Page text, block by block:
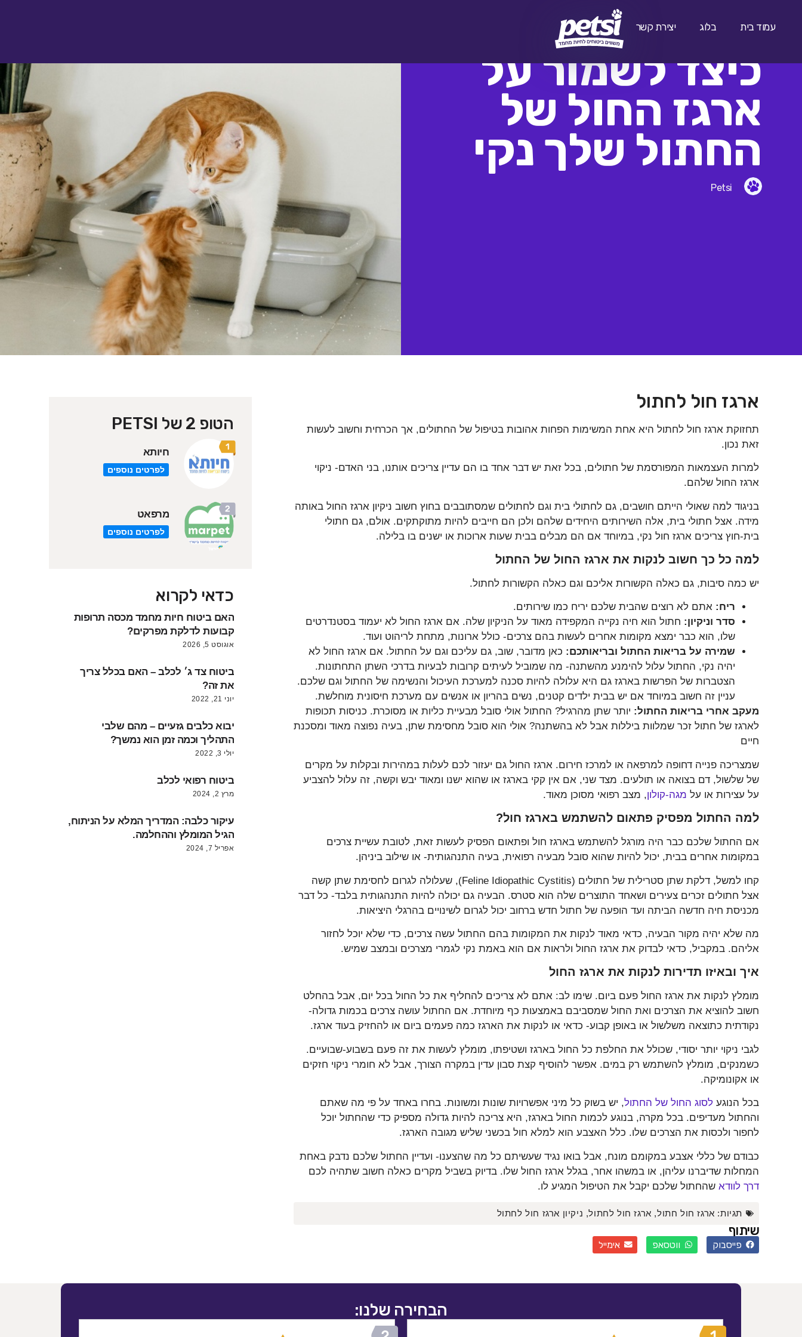
עמוד בית בלוג יצירת קשר
כשר אבל מסריח:
כיצד לשמור על
ארגז החול של
החתול שלך נקי
Petsi
ארגז חול לחתול
תחזוקת ארגז חול לחתול היא אחת המשימות הפחות אהובות בטיפול של החתולים, אך הכרחית וחשוב לעשות
זאת נכון.
למרות העצמאות המפורסמת של חתולים, בכל זאת יש דבר אחד בו הם עדיין צריכים אותנו, בני האדם- ניקוי
ארגז החול שלהם.
בניגוד למה שאולי הייתם חושבים, גם לחתולי בית וגם לחתולים שמסתובבים בחוץ חשוב ניקיון ארגז החול באותה
מידה. אצל חתולי בית, אלה השירותים היחידים שלהם ולכן הם חייבים להיות מתוקתקים. אולם, גם חתולי
בית-חוץ צריכים ארגז חול נקי, במיוחד אם הם מבלים בבית שעות ארוכות או ישנים בו בלילה.
למה כל כך חשוב לנקות את ארגז החול של החתול
יש כמה סיבות, גם כאלה הקשורות אליכם וגם כאלה הקשורות לחתול.
ריח: אתם לא רוצים שהבית שלכם יריח כמו שירותים.
סדר וניקיון: חתול הוא חיה נקייה המקפידה מאוד על הניקיון שלה. אם ארגז החול לא יעמוד בסטנדרטים
שלו, הוא כבר ימצא מקומות אחרים לעשות בהם צרכים- כולל ארונות, מתחת לריהוט ועוד.
שמירה על בריאות החתול ובריאותכם: כאן מדובר, שוב, גם עליכם וגם על החתול. אם ארגז החול לא
יהיה נקי, החתול עלול להימנע מהשתנה- מה שמוביל לעיתים קרובות לבעיות בדרכי השתן התחתונות.
הצטברות של הפרשות בארגז גם היא עלולה להיות סכנה למערכת העיכול והנשימה של החתול וגם שלכם.
עניין זה חשוב במיוחד אם יש בבית ילדים קטנים, נשים בהריון או אנשים עם מערכת חיסונית מוחלשת.
מעקב אחרי בריאות החתול: יותר שתן מהרגיל? החתול אולי סובל מבעיית כליות או מסוכרת. כניסות תכופות
לארגז של חתול זכר שמלוות ביללות אבל לא בהשתנה? אולי הוא סובל מחסימת שתן, בעיה נפוצה מאוד ומסכנת
חיים
שמצריכה פנייה דחופה למרפאה או למרכז חירום. ארגז החול גם יעזור לכם לעלות במהירות ובקלות על מקרים
של שלשול, דם בצואה או תולעים. מצד שני, אם אין קקי בארגז או שהוא ישנו ומאוד יבש וקשה, זה עלול להצביע
על עצירות או על מגה-קולון, מצב רפואי מסוכן מאוד.
למה החתול מפסיק פתאום להשתמש בארגז חול?
אם החתול שלכם כבר היה מורגל להשתמש בארגז חול ופתאום הפסיק לעשות זאת, לטובת עשיית צרכים
במקומות אחרים בבית, יכול להיות שהוא סובל מבעיה רפואית, בעיה התנהגותית- או שילוב ביניהן.
קחו למשל, דלקת שתן סטרילית של חתולים (Feline Idiopathic Cystitis), שעלולה לגרום לחסימת שתן קשה
אצל חתולים זכרים צעירים ושאחד התוצרים שלה הוא סטרס. הבעיה גם יכולה להיות התנהגותית בלבד- כל דבר
מכניסת חיה חדשה הביתה ועד הופעה של חתול חדש ברחוב יכול לגרום לשינויים בהרגלי היציאות.
מה שלא יהיה מקור הבעיה, כדאי מאוד לנקות את המקומות בהם החתול עשה צרכים, כדי שלא יוכל לחזור
אליהם. במקביל, כדאי לבדוק את ארגז החול ולראות אם הוא באמת נקי לגמרי מצרכים ובמצב שמיש.
איך ובאיזו תדירות לנקות את ארגז החול
מומלץ לנקות את ארגז החול פעם ביום. שימו לב: אתם לא צריכים להחליף את כל החול בכל יום, אבל בהחלט
חשוב להוציא את הצרכים ואת החול שמסביבם באמצעות כף מיוחדת. אם החתול עושה צרכים בכמות גדולה-
נקודתית כתוצאה משלשול או באופן קבוע- כדאי או לנקות את הארגז כמה פעמים ביום או להחזיק בעוד ארגז.
לגבי ניקוי יותר יסודי, שכולל את החלפת כל החול בארגז ושטיפתו, מומלץ לעשות את זה פעם בשבוע-שבועיים.
כשמנקים, מומלץ להשתמש רק במים. אפשר להוסיף קצת סבון עדין במקרה הצורך, אבל לא חומרי ניקוי חזקים
או אקונומיקה.
בכל הנוגע לסוג החול של החתול, יש בשוק כל מיני אפשרויות שונות ומשונות. בחרו באחד על פי מה שאתם
והחתול מעדיפים. בכל מקרה, בנוגע לכמות החול בארגז, היא צריכה להיות גדולה מספיק כדי שהחתול יוכל
לחפור ולכסות את הצרכים שלו. כלל האצבע הוא למלא חול בכשני שליש מגובה הארגז.
כבודם של כללי אצבע במקומם מונח, אבל בואו נגיד שעשיתם כל מה שהצענו- ועדיין החתול שלכם נדבק באחת
המחלות שדיברנו עליהן, או במשהו אחר, בגלל ארגז החול שלו. בדיוק בשביל מקרים כאלה חשוב שתהיה לכם
דרך לוודא שהחתול שלכם יקבל את הטיפול המגיע לו.
תגיות: ארגז חול חתול, ארגז חול לחתול, ניקיון ארגז חול לחתול
שיתוף
פייסבוק ווטסאפ אימייל
הטופ 2 של PETSI
חיותא
לפרטים נוספים
מרפאט
לפרטים נוספים
כדאי לקרוא
האם ביטוח חיות מחמד מכסה תרופות
קבועות לדלקת מפרקים?
אוגוסט 5, 2026
ביטוח צד ג׳ לכלב – האם בכלל צריך
את זה?
יוני 21, 2022
יבוא כלבים גזעיים – מהם שלבי
התהליך וכמה זמן הוא נמשך?
יולי 3, 2022
ביטוח רפואי לכלב
מרץ 2, 2024
עיקור כלבה: המדריך המלא על הניתוח,
הגיל המומלץ וההחלמה.
אפריל 7, 2024
הבחירה שלנו: